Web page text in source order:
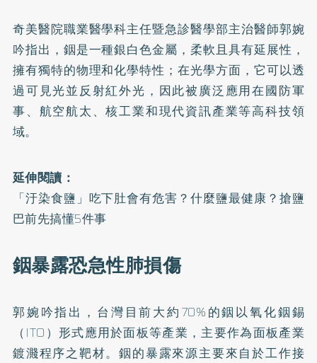
奇美醫院職業醫學科主任暨急診醫學部主治醫師郭婉
吟指出，銦是一種銀白色金屬，柔軟且具有延展性，
擁有獨特的物理和化學特性；在光學方面，它可以透
過可見光並反射紅外光，因此被廣泛應用在國防軍
事、航空航太、核工業和現代資訊產業等高科技領
域。
延伸閱讀：
「汙染食鹽」吃下肚會有危害？什麼鹽最健康？搶鹽
巴前先搞懂5件事
銦暴露恐急性肺損傷
郭婉吟指出，台灣目前大約70%的銦以氧化銦錫
（ITO）形式應用於面板等產業，主要作為面板產業
鍍濺程序之靶材。銦的暴露來源主要來自於工作接